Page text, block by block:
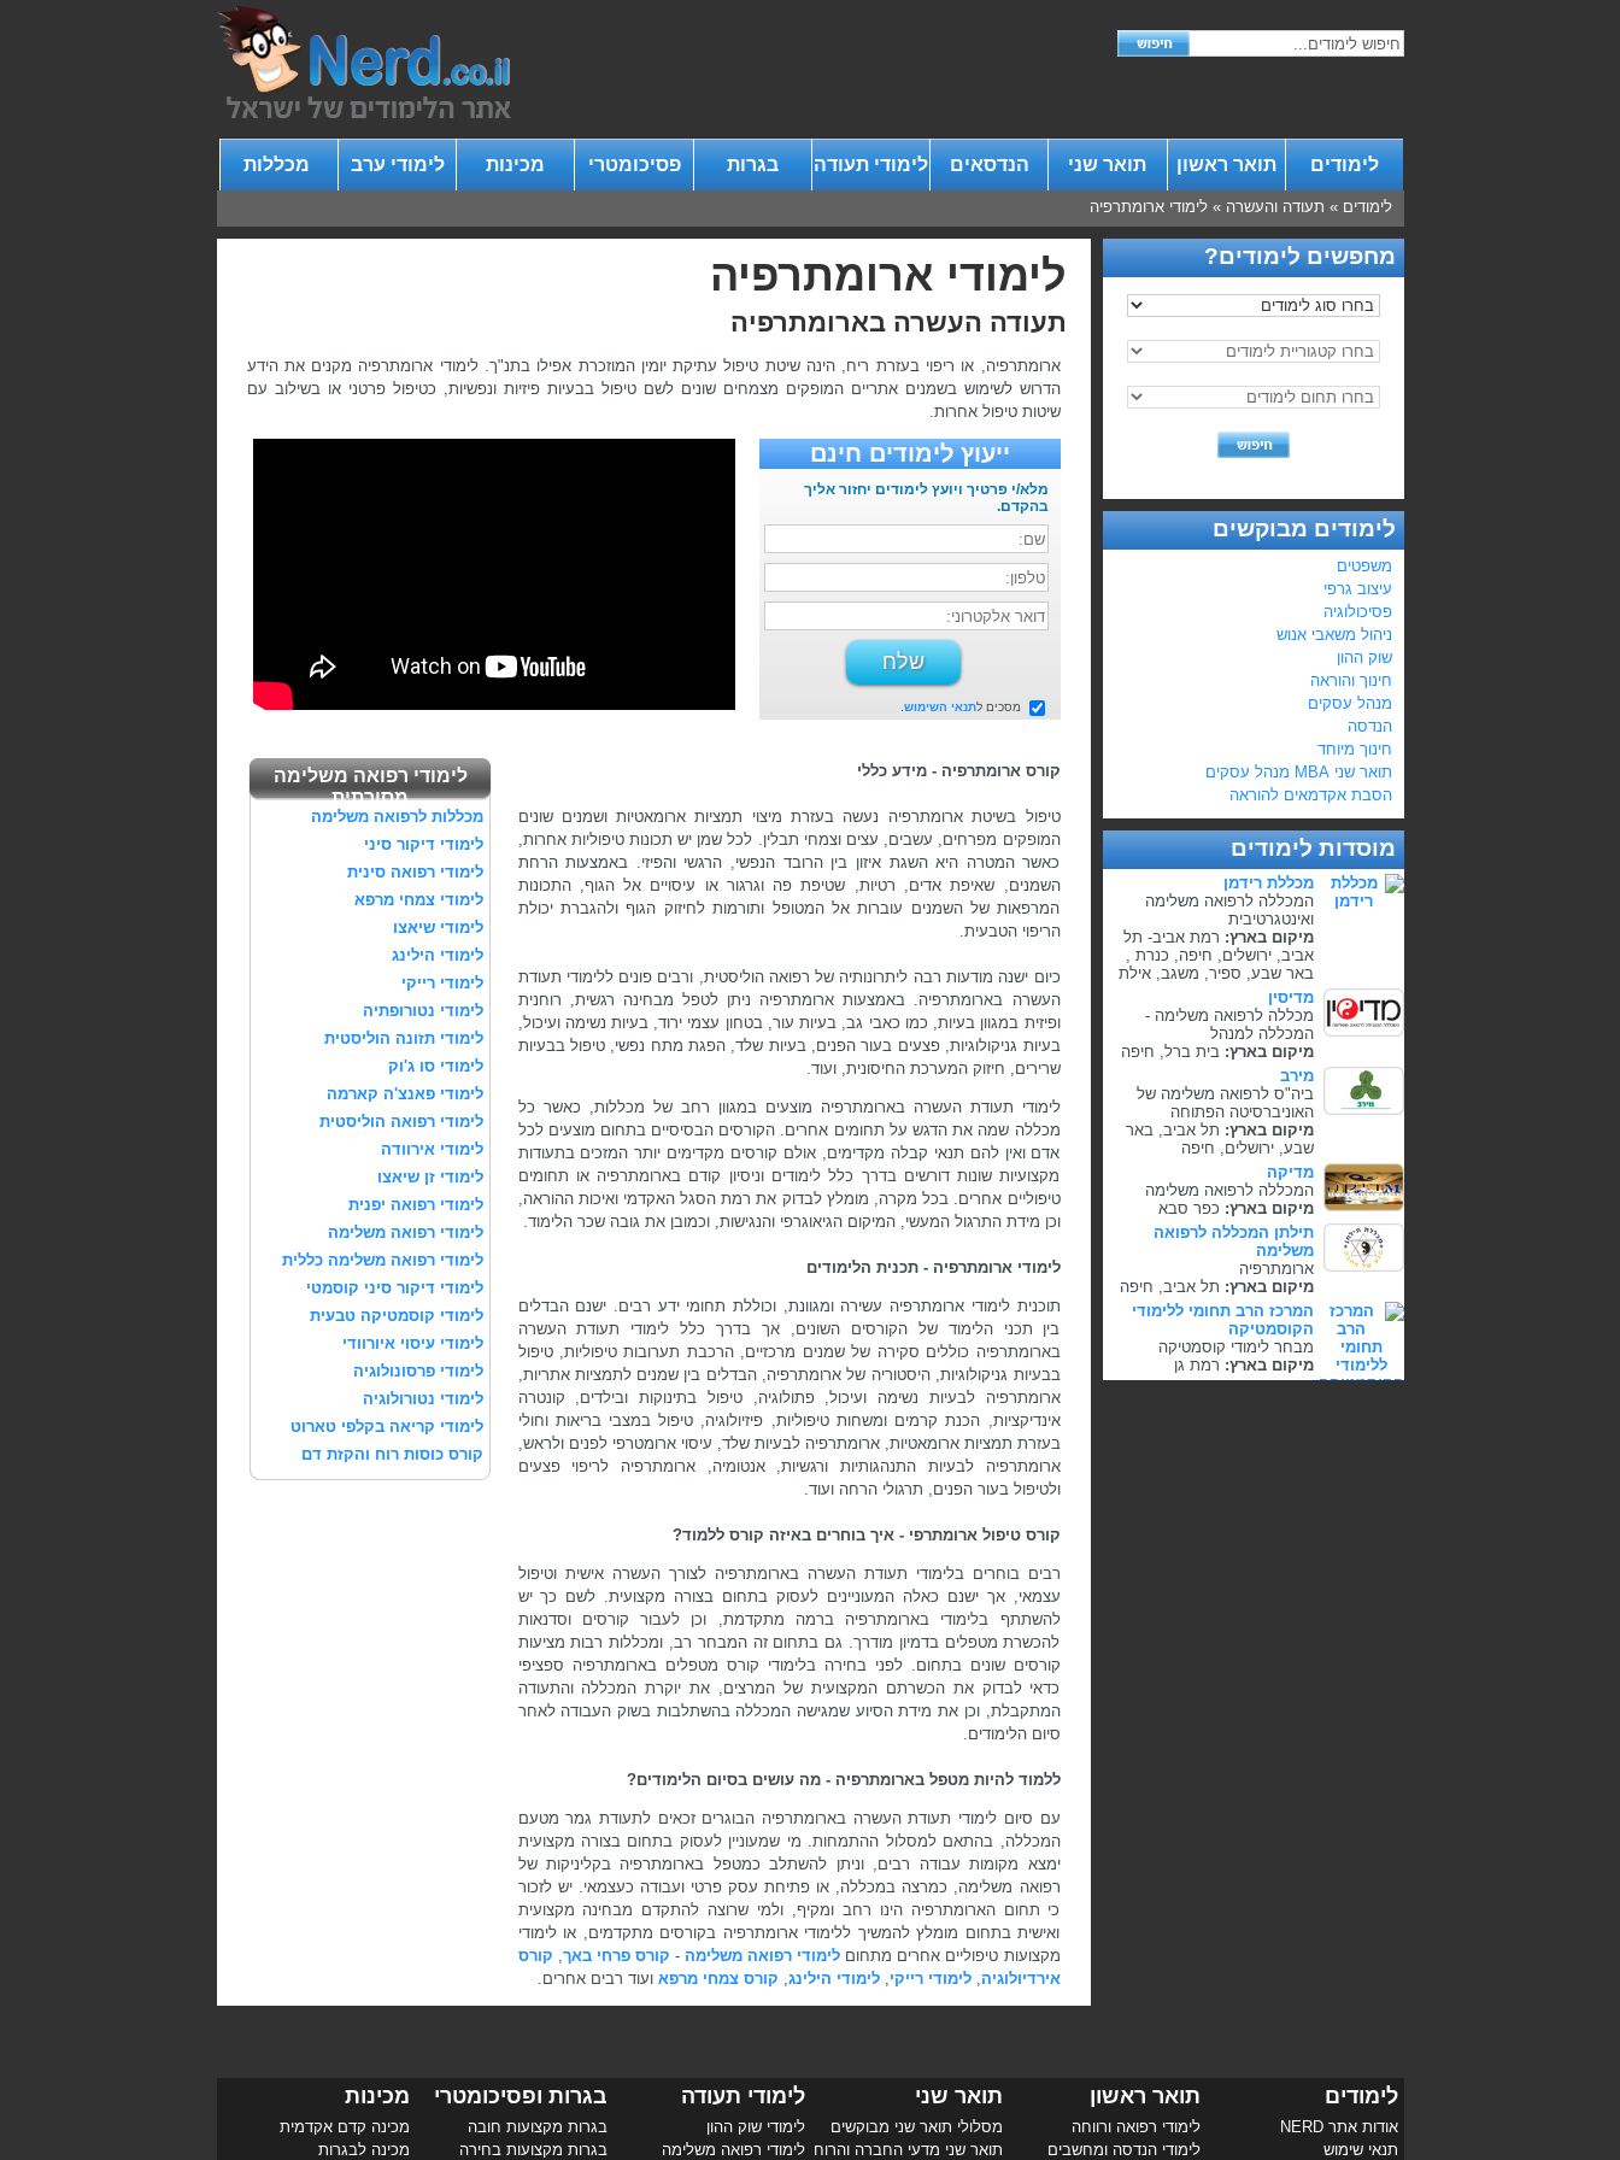
לימודים תואר ראשון תואר שני הנדסאים לימודי תעודה בגרות פסיכומטרי מכינות לימודי ערב מכללות
לימודים » תעודה והעשרה »לימודי ארומתרפיה
מחפשים לימודים?
לימודים מבוקשים
משפטים
עיצוב גרפי
פסיכולוגיה
ניהול משאבי אנוש
שוק ההון
חינוך והוראה
מנהל עסקים
הנדסה
חינוך מיוחד
תואר שני MBA מנהל עסקים
הסבת אקדמאים להוראה
מוסדות לימודים
מכללת רידמן
המכללה לרפואה משלימה
ואינטגרטיבית
מיקום בארץ: רמת אביב- תל
אביב, ירושלים, חיפה, כנרת ,
באר שבע, ספיר, משגב, אילת
מדיסין
מכללה לרפואה משלימה -
המכללה למנהל
מיקום בארץ:בית ברל, חיפה
מירב
ביה"ס לרפואה משלימה של
האוניברסיטה הפתוחה
מיקום בארץ: תל אביב, באר
שבע, ירושלים, חיפה
מדיקה
המכללה לרפואה משלימה
מיקום בארץ: כפר סבא
תילתן המכללה לרפואה
משלימה
ארומתרפיה
מיקום בארץ: תל אביב, חיפה
המרכז הרב תחומי ללימודי
הקוסמטיקה
מבחר לימודי קוסמטיקה
מיקום בארץ: רמת גן
לימודי ארומתרפיה
תעודה העשרה בארומתרפיה
ארומתרפיה, או ריפוי בעזרת ריח, הינה שיטת טיפול עתיקת יומין המוזכרת אפילו בתנ"ך. לימודי ארומתרפיה מקנים את הידע
הדרוש לשימוש בשמנים אתריים המופקים מצמחים שונים לשם טיפול בבעיות פיזיות ונפשיות, כטיפול פרטני או בשילוב עם
שיטות טיפול אחרות.
ייעוץ לימודים חינם
מלא/י פרטיך ויועץ לימודים יחזור אליך
בהקדם.
מסכים לתנאי השימוש
קורס ארומתרפיה - מידע כללי
טיפול בשיטת ארומתרפיה נעשה בעזרת מיצוי תמציות ארומאטיות ושמנים שונים
המופקים מפרחים, עשבים, עצים וצמחי תבלין. לכל שמן יש תכונות טיפוליות אחרות,
כאשר המטרה היא השגת איזון בין הרובד הנפשי, הרגשי והפיזי. באמצעות הרחת
השמנים, שאיפת אדים, רטיות, שטיפת פה וגרגור או עיסויים אל הגוף, התכונות
המרפאות של השמנים עוברות אל המטופל ותורמות לחיזוק הגוף ולהגברת יכולת
הריפוי הטבעית.
כיום ישנה מודעות רבה ליתרונותיה של רפואה הוליסטית, ורבים פונים ללימודי תעודת
העשרה בארומתרפיה. באמצעות ארומתרפיה ניתן לטפל מבחינה רגשית, רוחנית
ופיזית במגוון בעיות, כמו כאבי גב, בעיות עור, בטחון עצמי ירוד, בעיות נשימה ועיכול,
בעיות גניקולוגיות, פצעים בעור הפנים, בעיות שלד, הפגת מתח נפשי, טיפול בבעיות
שרירים, חיזוק המערכת החיסונית, ועוד.
לימודי תעודת העשרה בארומתרפיה מוצעים במגוון רחב של מכללות, כאשר כל
מכללה שמה את הדגש על תחומים אחרים. הקורסים הבסיסיים בתחום מוצעים לכל
אדם ואין להם תנאי קבלה מקדימים, אולם קורסים מקדימים יותר המזכים בתעודות
מקצועיות שונות דורשים בדרך כלל לימודים וניסיון קודם בארומתרפיה או תחומים
טיפוליים אחרים. בכל מקרה, מומלץ לבדוק את רמת הסגל האקדמי ואיכות ההוראה,
וכן מידת התרגול המעשי, המיקום הגיאוגרפי והנגישות, וכמובן את גובה שכר הלימוד.
לימודי ארומתרפיה - תכנית הלימודים
תוכנית לימודי ארומתרפיה עשירה ומגוונת, וכוללת תחומי ידע רבים. ישנם הבדלים
בין תכני הלימוד של הקורסים השונים, אך בדרך כלל לימודי תעודת העשרה
בארומתרפיה כוללים סקירה של שמנים מרכזיים, הרכבת תערובות טיפוליות, טיפול
בבעיות גניקולוגיות, היסטוריה של ארומתרפיה, הבדלים בין שמנים לתמציות אתריות,
ארומתרפיה לבעיות נשימה ועיכול, פתולוגיה, טיפול בתינוקות ובילדים, קונטרה
אינדיקציות, הכנת קרמים ומשחות טיפוליות, פיזיולוגיה, טיפול במצבי בריאות וחולי
בעזרת תמציות ארומאטיות, ארומתרפיה לבעיות שלד, עיסוי ארומטרפי לפנים ולראש,
ארומתרפיה לבעיות התנהגותיות ורגשיות, אנטומיה, ארומתרפיה לריפוי פצעים
ולטיפול בעור הפנים, תרגולי הרחה ועוד.
קורס טיפול ארומתרפי - איך בוחרים באיזה קורס ללמוד?
רבים בוחרים בלימודי תעודת העשרה בארומתרפיה לצורך העשרה אישית וטיפול
עצמאי, אך ישנם כאלה המעוניינים לעסוק בתחום בצורה מקצועית. לשם כך יש
להשתתף בלימודי בארומתרפיה ברמה מתקדמת, וכן לעבור קורסים וסדנאות
להכשרת מטפלים בדמיון מודרך. גם בתחום זה המבחר רב, ומכללות רבות מציעות
קורסים שונים בתחום. לפני בחירה בלימודי קורס מטפלים בארומתרפיה ספציפי
כדאי לבדוק את הכשרתם המקצועית של המרצים, את יוקרת המכללה והתעודה
המתקבלת, וכן את מידת הסיוע שמגישה המכללה בהשתלבות בשוק העבודה לאחר
סיום הלימודים.
ללמוד להיות מטפל בארומתרפיה - מה עושים בסיום הלימודים?
עם סיום לימודי תעודת העשרה בארומתרפיה הבוגרים זכאים לתעודת גמר מטעם
המכללה, בהתאם למסלול ההתמחות. מי שמעוניין לעסוק בתחום בצורה מקצועית
ימצא מקומות עבודה רבים, וניתן להשתלב כמטפל בארומתרפיה בקליניקות של
רפואה משלימה, כמרצה במכללה, או פתיחת עסק פרטי ועבודה כעצמאי. יש לזכור
כי תחום הארומתרפיה הינו רחב ומקיף, ולמי שרוצה להתקדם מבחינה מקצועית
ואישית בתחום מומלץ להמשיך ללימודי ארומתרפיה בקורסים מתקדמים, או לימודי
מקצועות טיפוליים אחרים מתחום לימודי רפואה משלימה - קורס פרחי באך, קורס
אירדיולוגיה,לימודי רייקי,לימודי הילינג, קורס צמחי מרפא ועוד רבים אחרים.
לימודי רפואה משלימה
מסורתית
מכללות לרפואה משלימה
לימודי דיקור סיני
לימודי רפואה סינית
לימודי צמחי מרפא
לימודי שיאצו
לימודי הילינג
לימודי רייקי
לימודי נטורופתיה
לימודי תזונה הוליסטית
לימודי סו ג'וק
לימודי פאנצ'ה קארמה
לימודי רפואה הוליסטית
לימודי אירוודה
לימודי זן שיאצו
לימודי רפואה יפנית
לימודי רפואה משלימה
לימודי רפואה משלימה כללית
לימודי דיקור סיני קוסמטי
לימודי קוסמטיקה טבעית
לימודי עיסוי איורוודי
לימודי פרסונולוגיה
לימודי נטורולוגיה
לימודי קריאה בקלפי טארוט
קורס כוסות רוח והקזת דם
לימודים
אודות אתר NERD
תנאי שימוש
תואר ראשון
לימודי רפואה ורווחה
לימודי הנדסה ומחשבים
תואר שני
מסלולי תואר שני מבוקשים
תואר שני מדעי החברה והרוח
לימודי תעודה
לימודי שוק ההון
לימודי רפואה משלימה
בגרות ופסיכומטרי
בגרות מקצועות חובה
בגרות מקצועות בחירה
מכינות
מכינה קדם אקדמית
מכינה לבגרות